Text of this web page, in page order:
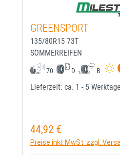
GREENSPORT
135/80R15 73T
SOMMERREIFEN
70 D B
Lieferzeit: ca. 1 - 5
Regulärer Preis:
44,92 €
Preise inkl. MwSt. zzgl.